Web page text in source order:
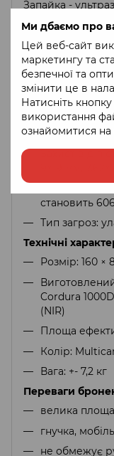
Ми дбаємо про
Цей веб-сайт
маркетингу та
безпечної та
змінити це в
Натисніть
використання
ознайомитися на
Запайка -
бронепакету та
якість.
Зовнішній
адаптованому
Конструкція
скласти
Захисні
Клас захисту:
9×19 мм,
становить
Тип загроз:
Технічні
Розмір: 160 ×
Cordura
(NIR)
Площа
Колір:
Вага: +- 7,2 кг
Переваги
велика
гнучка,
не обмежує